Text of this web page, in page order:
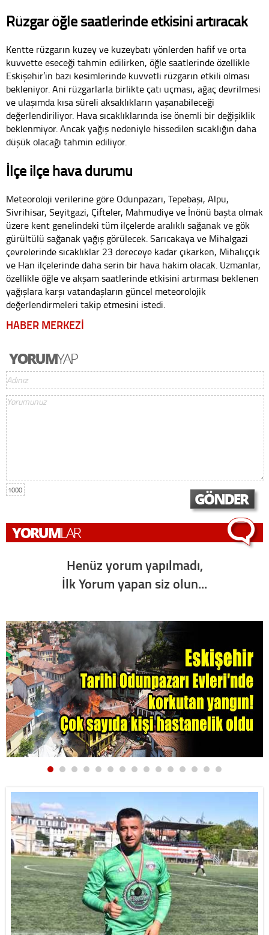
Rüzgar öğle saatlerinde etkisini artıracak
Kentte rüzgarın kuzey ve kuzeybatı yönlerden hafif ve orta
kuvvette eseceği tahmin edilirken, öğle saatlerinde özellikle
Eskişehir’in bazı kesimlerinde kuvvetli rüzgarın etkili olması
bekleniyor. Ani rüzgarlarla birlikte çatı uçması, ağaç devrilmesi
ve ulaşımda kısa süreli aksaklıkların yaşanabileceği
değerlendiriliyor. Hava sıcaklıklarında ise önemli bir değişiklik
beklenmiyor. Ancak yağış nedeniyle hissedilen sıcaklığın daha
düşük olacağı tahmin ediliyor.
İlçe ilçe hava durumu
Meteoroloji verilerine göre Odunpazarı, Tepebaşı, Alpu,
Sivrihisar, Seyitgazi, Çifteler, Mahmudiye ve İnönü başta olmak
üzere kent genelindeki tüm ilçelerde aralıklı sağanak ve gök
gürültülü sağanak yağış görülecek. Sarıcakaya ve Mihalgazi
çevrelerinde sıcaklıklar 23 dereceye kadar çıkarken, Mihalıççık
ve Han ilçelerinde daha serin bir hava hakim olacak. Uzmanlar,
özellikle öğle ve akşam saatlerinde etkisini artırması beklenen
yağışlara karşı vatandaşların güncel meteorolojik
değerlendirmeleri takip etmesini istedi.
HABER MERKEZİ
1000
Henüz yorum yapılmadı,
İlk Yorum yapan siz olun...